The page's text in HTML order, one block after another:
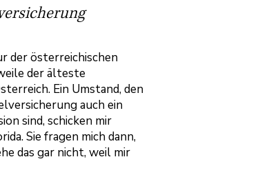
der österreichischen
der älteste
Ein Umstand, den
auch ein
sind, schicken mir
Sie fragen mich dann,
das gar nicht, weil mir